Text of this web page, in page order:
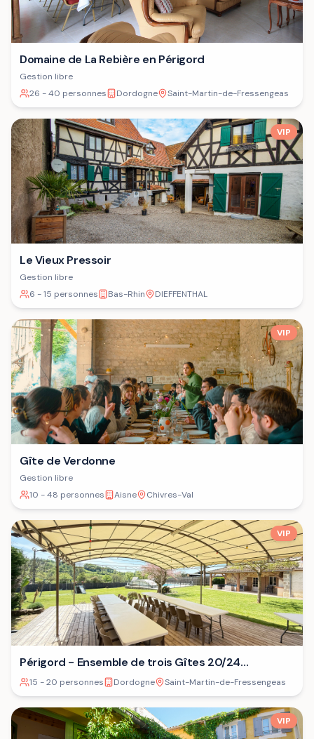
Domaine de La Rebière en Périgord
Gestion libre
26 - 40 personnes
Dordogne Saint-Martin-de-Fressengeas
VIP
Le Vieux Pressoir
Gestion libre
6 - 15 personnes
Bas-Rhin DIEFFENTHAL
VIP
Gîte de Verdonne
Gestion libre
10 - 48 personnes
Aisne Chivres-Val
VIP
Périgord - Ensemble de trois Gîtes 20/24
personnes⁷
15 - 20 personnes Dordogne Saint-Martin-de-Fressengeas
VIP